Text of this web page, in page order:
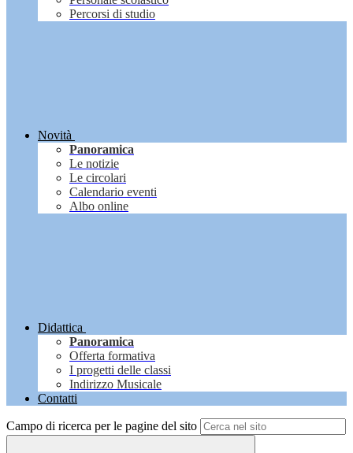
Percorsi di studio
Novità
Panoramica
Le notizie
Le circolari
Calendario eventi
Albo online
Didattica
Panoramica
Offerta formativa
I progetti delle classi
Indirizzo Musicale
Contatti
Campo di ricerca per le pagine del sito